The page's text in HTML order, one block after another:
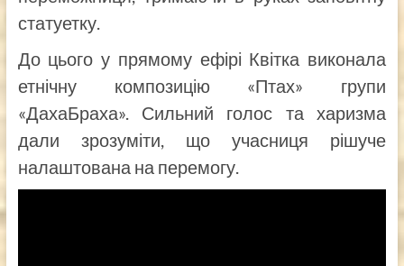
статуетку.
До цього у прямому ефірі Квітка виконала
етнічну композицію «Птах» групи
«ДахаБраха». Сильний голос та харизма
дали зрозуміти, що учасниця рішуче
налаштована на перемогу.